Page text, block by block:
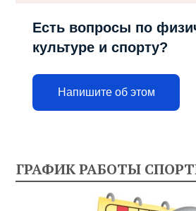
Есть вопросы по
культуре и спорту?
Напишите об этом
ГРАФИК РАБОТЫ